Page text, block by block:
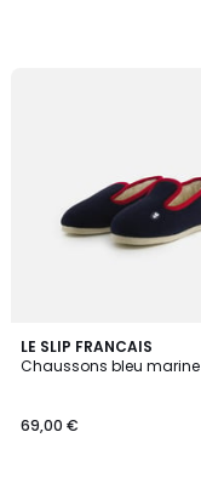
LE SLIP FRANCAIS
Chaussons bleu marine
69,00 €